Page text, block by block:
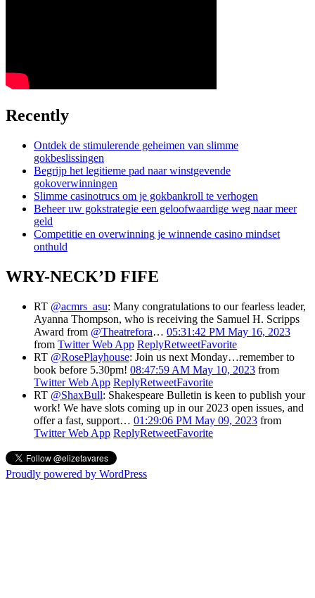
Recently
Ontdek de stimulerende geheimen van slimme
gokbeslissingen
Begrijp het legitieme pad naar winstgevende
gokoverwinningen
Slimme casinotrucs om je gokbankroll te verhogen
Beheer uw gokstrategie een geloofwaardige weg naar meer
geld
Competitie en overwinning je winnende casino mindset
onthuld
WRY-NECK’D FIFE
RT @acmrs_asu: Many congratulations to our fearless leader,
Ayanna Thompson, who is receiving the Samuel H. Scripps
Award from @Theatrefora… 05:31:42 PM May 16, 2023
from Twitter Web App ReplyRetweetFavorite
RT @RosePlayhouse: Join us next Monday…remember to
book before 5.30pm! 08:47:59 AM May 10, 2023 from
Twitter Web App ReplyRetweetFavorite
RT @ShaxBull: Shakespeare Bulletin is keen to publish your
work! We have slots coming up in our 2023 open issues, and
offer a fast, support… 01:29:06 PM May 09, 2023 from
Twitter Web App ReplyRetweetFavorite
Proudly powered by WordPress